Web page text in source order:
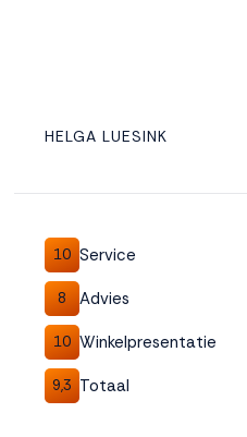
HELGA LUESINK
10 Service
8 Advies
10 Winkelpresentatie
9,3 Totaal